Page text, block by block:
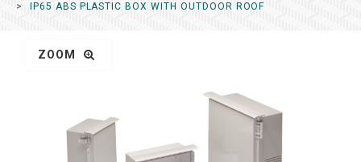
IP65 ABS PLASTIC BOX WITH OUTDOOR ROOF
ZOOM